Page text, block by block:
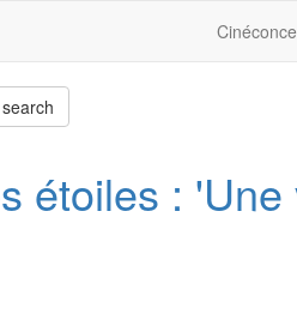
étoiles :